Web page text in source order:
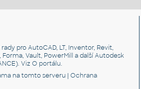
pro AutoCAD, LT, Inventor, Revit,
Forma, Vault, PowerMill a další Autodesk
VizO portálu.
na tomto serveru |Ochrana